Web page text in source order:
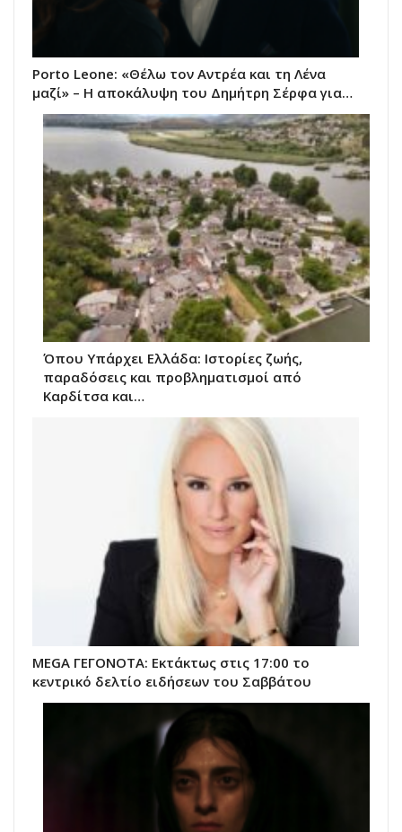
Porto Leone: «Θέλω τον Αντρέα και τη Λένα
μαζί» – Η αποκάλυψη του Δημήτρη Σέρφα για…
Όπου Υπάρχει Ελλάδα: Ιστορίες ζωής,
παραδόσεις και προβληματισμοί από
Καρδίτσα και…
MEGA ΓΕΓΟΝΟΤΑ: Εκτάκτως στις 17:00 το
κεντρικό δελτίο ειδήσεων του Σαββάτου